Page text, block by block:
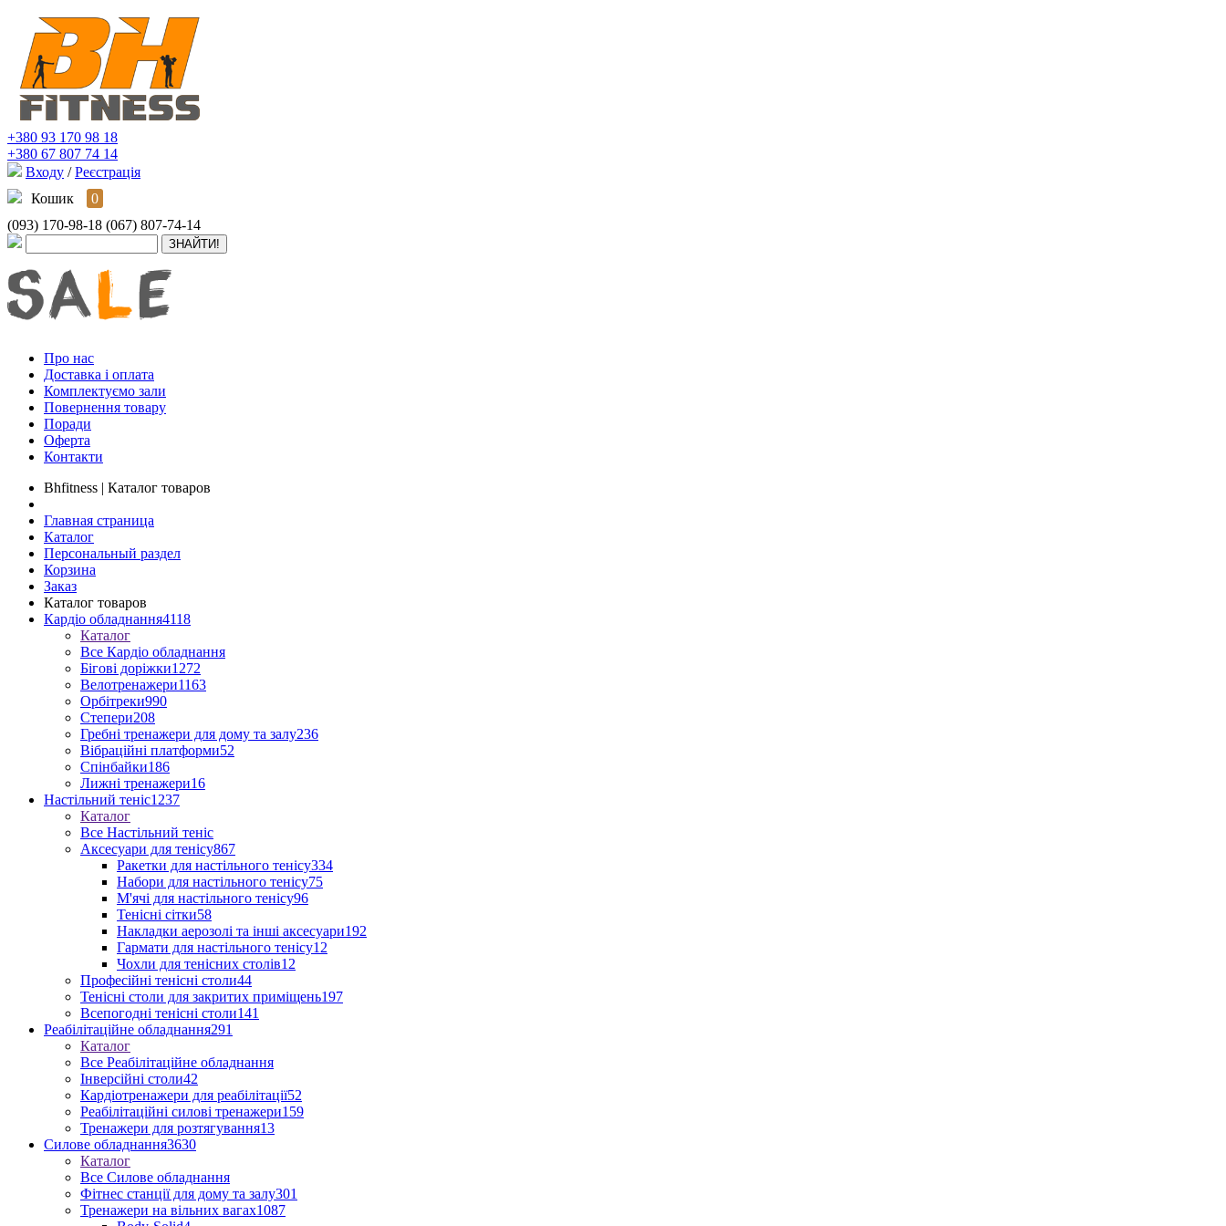
+380 93 170 98 18
+380 67 807 74 14
Входу / Реєстрація
Кошик
0
(093) 170-98-18 (067) 807-74-14
Про нас
Доставка і оплата
Комплектуємо зали
Повернення товару
Поради
Оферта
Контакти
Bhfitness | Каталог товаров
Главная страница
Каталог
Персональный раздел
Корзина
Заказ
Каталог товаров
Кардіо обладнання4118
Каталог
Все Кардіо обладнання
Бігові доріжки1272
Велотренажери1163
Орбітреки990
Степери208
Гребні тренажери для дому та залу236
Вібраційні платформи52
Спінбайки186
Лижні тренажери16
Настільний теніс1237
Каталог
Все Настільний теніс
Аксесуари для тенісу867
Ракетки для настільного тенісу334
Набори для настільного тенісу75
М'ячі для настільного тенісу96
Тенісні сітки58
Накладки аерозолі та інші аксесуари192
Гармати для настільного тенісу12
Чохли для тенісних столів12
Професійні тенісні столи44
Тенісні столи для закритих приміщень197
Всепогодні тенісні столи141
Реабілітаційне обладнання291
Каталог
Все Реабілітаційне обладнання
Інверсійні столи42
Кардіотренажери для реабілітації52
Реабілітаційні силові тренажери159
Тренажери для розтягування13
Силове обладнання3630
Каталог
Все Силове обладнання
Фітнес станції для дому та залу301
Тренажери на вільних вагах1087